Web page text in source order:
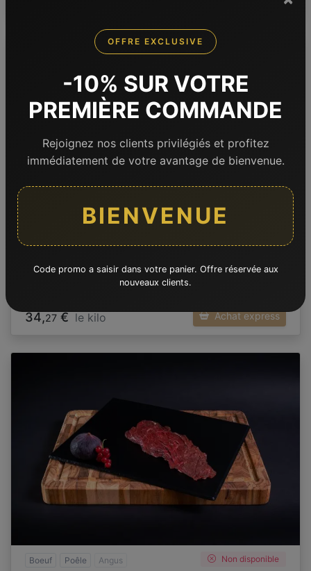
170 ou 340 g
34,27€ le kilo Achat express
Boeuf Poêle Angus Non disponible
OFFRE EXCLUSIVE
-10% SUR VOTRE
PREMIÈRE COMMANDE
Rejoignez nos clients privilégiés et profitez
immédiatement de votre avantage de bienvenue.
BIENVENUE
Code promo a saisir dans votre panier. Offre réservée aux
nouveaux clients.